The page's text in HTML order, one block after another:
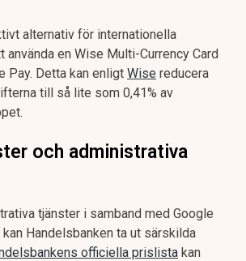
alternativ för internationella
använda en Wise Multi-Currency Card
Pay. Detta kan enligt Wise reducera
till så lite som 0,41% av
och administrativa
tjänster i samband med Google
Handelsbanken ta ut särskilda
officiella prislista kan